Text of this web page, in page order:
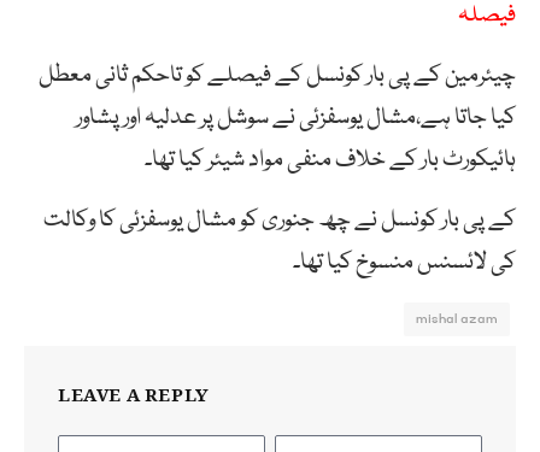
فیصلہ
چیئرمین کے پی بار کونسل کے فیصلے کو تاحکم ثانی معطل
کیا جاتا ہے،مشال یوسفزئی نے سوشل پر عدلیہ اور پشاور
ہائیکورٹ بار کے خلاف منفی مواد شیئر کیا تھا۔
کے پی بار کونسل نے چھ جنوری کو مشال یوسفزئی کا وکالت
کی لائسنس منسوخ کیا تھا۔
mishal azam
LEAVE A REPLY